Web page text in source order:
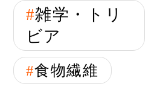
雑学・トリ
ビア
食物繊維